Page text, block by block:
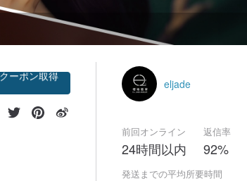
フォローする
eljade
前回オンライン
24時間以内
返信率
92%
発送までの平均所要時間